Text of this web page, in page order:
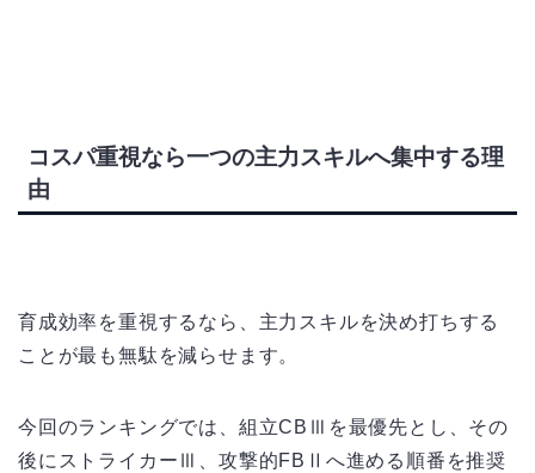
コスパ重視なら一つの主力スキルへ集中する理
由
育成効率を重視するなら、主力スキルを決め打ちする
ことが最も無駄を減らせます。
今回のランキングでは、組立CBⅢを最優先とし、その
後にストライカーⅢ、攻撃的FBⅡへ進める順番を推奨